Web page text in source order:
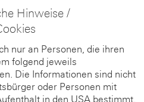
Hinweise /
nur an Personen, die ihren
folgend jeweils
Die Informationen sind nicht
oder Personen mit
in den USA bestimmt,